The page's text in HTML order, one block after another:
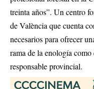
treinta años”. Un centro
de València que cuenta
necesarios para ofrecer
rama de la enología
responsable provincial.